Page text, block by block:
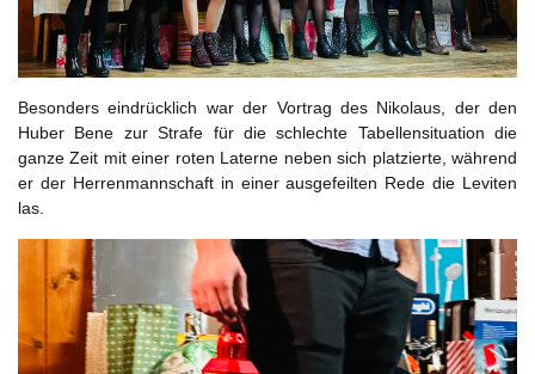
Besonders eindrücklich war der Vortrag des Nikolaus, der den
Huber Bene zur Strafe für die schlechte Tabellensituation die
ganze Zeit mit einer roten Laterne neben sich platzierte, während
er der Herrenmannschaft in einer ausgefeilten Rede die Leviten
las.